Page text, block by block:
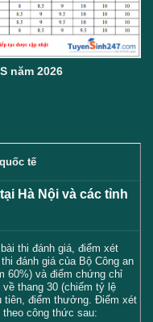
năm 2026
tế
Hà Nội và các tỉnh
thi đánh giá, điểm xét
đánh giá của Bộ Công an
60%) và điểm chứng chỉ
thang 30 (chiếm tỷ lệ
tiên, điểm thưởng. Điểm xét
công thức sau: